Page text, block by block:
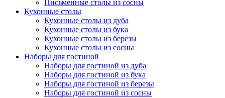
Письменные столы из сосны
Кухонные столы
Кухонные столы из дуба
Кухонные столы из бука
Кухонные столы из березы
Кухонные столы из сосны
Наборы для гостиной
Наборы для гостиной из дуба
Наборы для гостиной из бука
Наборы для гостиной из березы
Наборы для гостиной из сосны